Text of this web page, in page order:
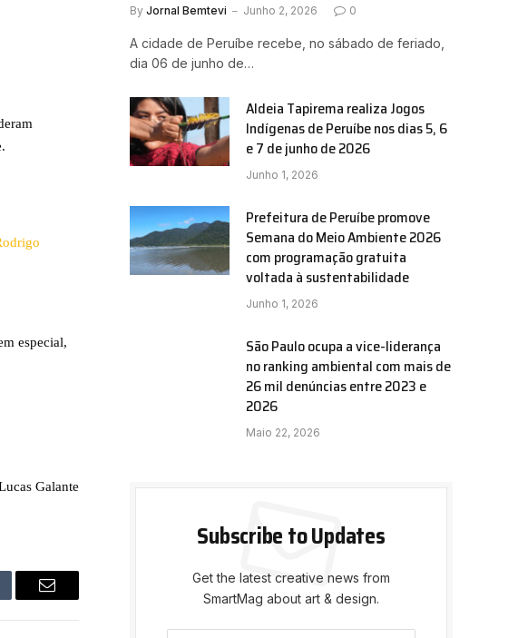
especial,
Galante
Email
By Jornal Bemtevi Junho 2, 2026 0
A cidade de Peruíbe recebe, no sábado de feriado,
dia 06 de junho de…
Aldeia Tapirema realiza Jogos
Indígenas de Peruíbe nos dias 5, 6
e 7 de junho de 2026
Junho 1, 2026
Prefeitura de Peruíbe promove
Semana do Meio Ambiente 2026
com programação gratuita
voltada à sustentabilidade
Junho 1, 2026
São Paulo ocupa a vice-liderança
no ranking ambiental com mais de
26 mil denúncias entre 2023 e
2026
Maio 22, 2026
Subscribe to Updates
Get the latest creative news from
SmartMag about art & design.